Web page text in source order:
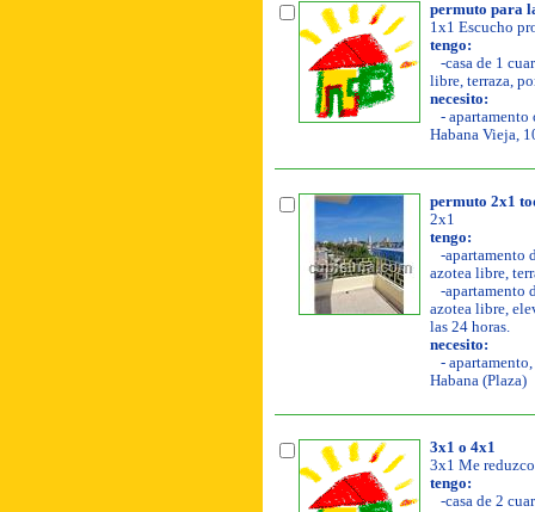
permuto para
1x1 Escucho
tengo:
-casa de 1
libre, terraza,
necesito:
- apartamento
Habana Vieja,
permuto 2x1
2x1
tengo:
-apartamento
azotea libre,
-apartamento
azotea libre,
las 24 horas.
necesito:
-
Habana (Plaza)
3x1 o 4x1
3x1 Me
tengo:
-casa de 2